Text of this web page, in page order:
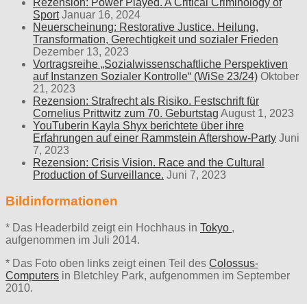
Sport Januar 16, 2024
Neuerscheinung: Restorative Justice. Heilung,
Transformation, Gerechtigkeit und sozialer Frieden
Dezember 13, 2023
Vortragsreihe „Sozialwissenschaftliche Perspektiven
auf Instanzen Sozialer Kontrolle“ (WiSe 23/24) Oktober
21, 2023
Rezension: Strafrecht als Risiko. Festschrift für
Cornelius Prittwitz zum 70. Geburtstag August 1, 2023
YouTuberin Kayla Shyx berichtete über ihre
Erfahrungen auf einer Rammstein Aftershow-Party Juni
7, 2023
Rezension: Crisis Vision. Race and the Cultural
Production of Surveillance. Juni 7, 2023
Bildinformationen
* Das Headerbild zeigt ein Hochhaus in Tokyo ,
aufgenommen im Juli 2014.
* Das Foto oben links zeigt einen Teil des Colossus-
Computers in Bletchley Park, aufgenommen im September
2010.